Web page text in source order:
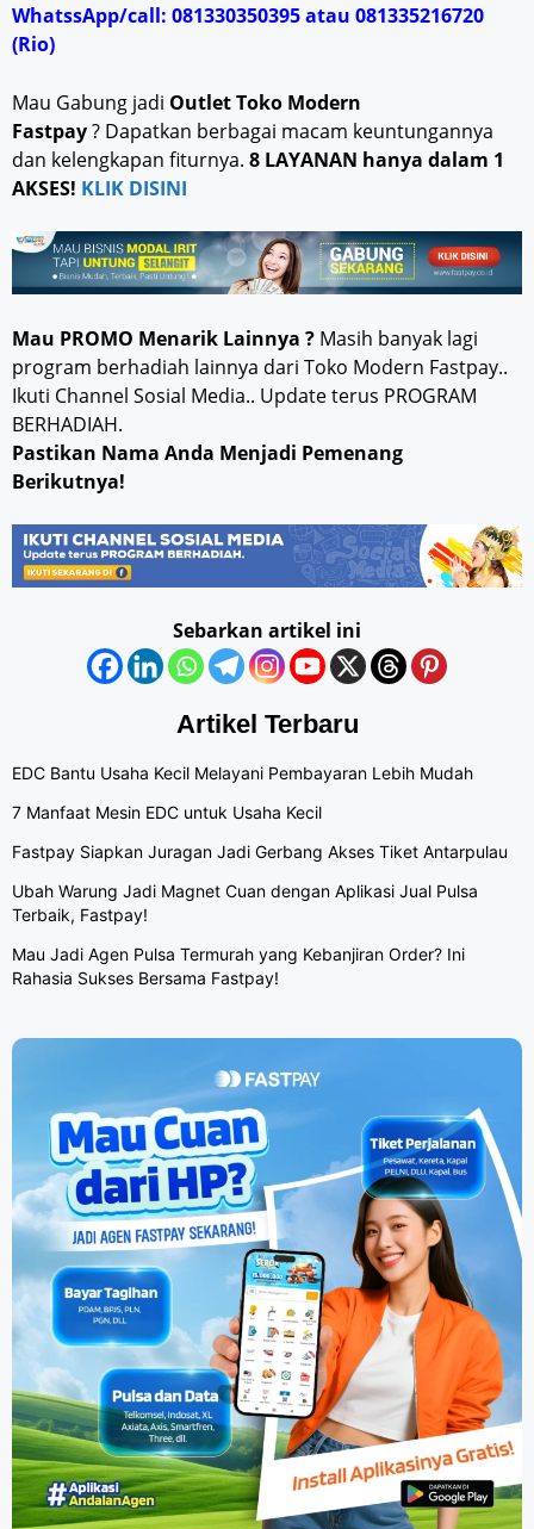
WhatssApp/call: 081330350395 atau 081335216720
(Rio)
Mau Gabung jadi Outlet Toko Modern
Fastpay? Dapatkan berbagai macam keuntungannya
dan kelengkapan fiturnya. 8 LAYANAN hanya dalam 1
AKSES! KLIK DISINI
Mau PROMO Menarik Lainnya ? Masih banyak lagi
program berhadiah lainnya dari Toko Modern Fastpay..
Ikuti Channel Sosial Media.. Update terus PROGRAM
BERHADIAH.
Pastikan Nama Anda Menjadi Pemenang
Berikutnya!
Sebarkan artikel ini
Artikel Terbaru
EDC Bantu Usaha Kecil Melayani Pembayaran Lebih Mudah
7 Manfaat Mesin EDC untuk Usaha Kecil
Fastpay Siapkan Juragan Jadi Gerbang Akses Tiket Antarpulau
Ubah Warung Jadi Magnet Cuan dengan Aplikasi Jual Pulsa
Terbaik, Fastpay!
Mau Jadi Agen Pulsa Termurah yang Kebanjiran Order? Ini
Rahasia Sukses Bersama Fastpay!